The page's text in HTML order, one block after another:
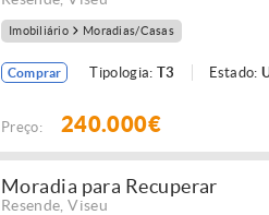
Imobiliário Moradias/Casas
Comprar Tipologia: T3 Estado:
Preço: 240.000€
Moradia para Recuperar
Resende ,Viseu